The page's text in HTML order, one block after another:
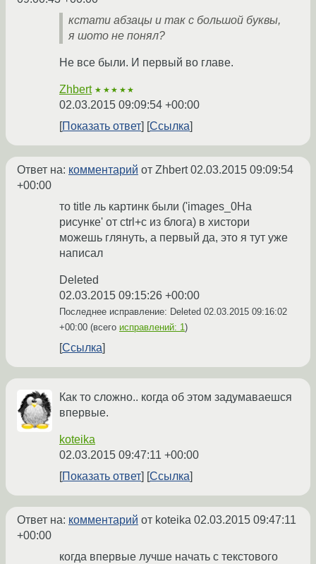
кстати абзацы и так с большой буквы,
я шото не понял?
Не все были. И первый во главе.
Zhbert ★★★★★
02.03.2015 09:09:54 +00:00
Показать ответ
Ссылка
Ответ на: комментарий от Zhbert02.03.2015 09:09:54
+00:00
то title ль картинк были ('images_0На
рисунке' от ctrl+c из блога) в хистори
можешь глянуть, а первый да, это я тут уже
написал
Deleted
02.03.2015 09:15:26 +00:00
Последнее исправление: Deleted 02.03.2015 09:16:02
+00:00 (всего исправлений: 1)
Ссылка
Как то сложно.. когда об этом задумаваешся
впервые.
koteika
02.03.2015 09:47:11 +00:00
Показать ответ
Ссылка
Ответ на: комментарий от koteika 02.03.2015 09:47:11
+00:00
когда впервые лучше начать с текстового